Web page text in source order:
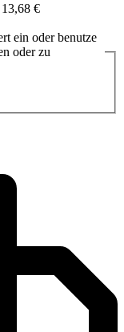
€
ein oder benutze
oder zu